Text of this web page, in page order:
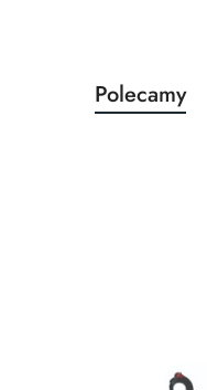
Pomiń karuzelę
Produkty
o
Polecamy